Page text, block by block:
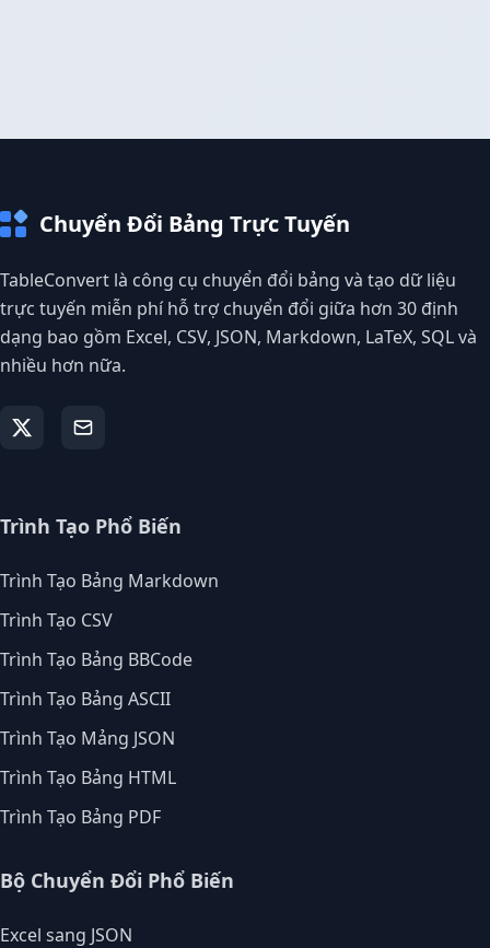
Chuyển Đổi Bảng Trực Tuyến
TableConvert là công cụ chuyển đổi bảng và tạo dữ liệu
trực tuyến miễn phí hỗ trợ chuyển đổi giữa hơn 30 định
dạng bao gồm Excel, CSV, JSON, Markdown, LaTeX, SQL và
nhiều hơn nữa.
Trình Tạo Phổ Biến
Trình Tạo Bảng Markdown
Trình Tạo CSV
Trình Tạo Bảng BBCode
Trình Tạo Bảng ASCII
Trình Tạo Mảng JSON
Trình Tạo Bảng HTML
Trình Tạo Bảng PDF
Bộ Chuyển Đổi Phổ Biến
Excel sang JSON